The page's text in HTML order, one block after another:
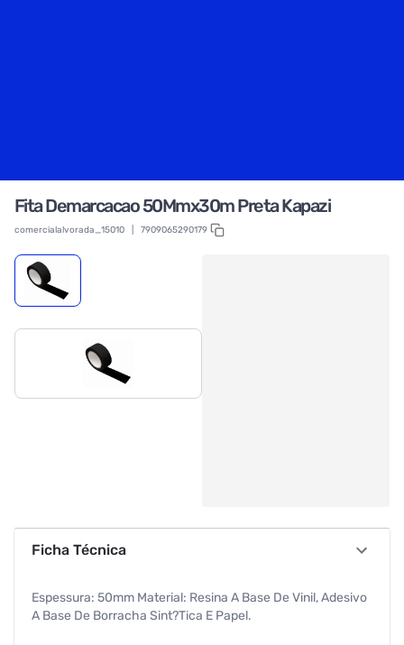
Fita Demarcacao 50Mmx30m Preta Kapazi
comercialalvorada_15010 7909065290179
Ficha Técnica
Espessura: 50mm Material: Resina A Base De Vinil, Adesivo
A Base De Borracha Sint?Tica E Papel.